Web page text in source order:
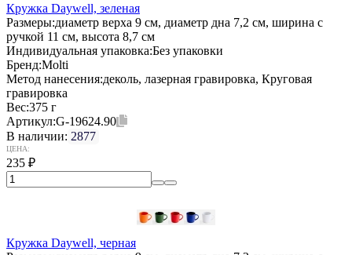
Кружка Daywell, зеленая
Размеры:диаметр верха 9 см, диаметр дна 7,2 см, ширина с
ручкой 11 см, высота 8,7 см
Индивидуальная упаковка:Без упаковки
Бренд:Molti
Метод нанесения:деколь, лазерная гравировка, Круговая
гравировка
Вес:375 г
Артикул:G-19624.90
В наличии: 2877
ЦЕНА:
235 ₽
Кружка Daywell, черная